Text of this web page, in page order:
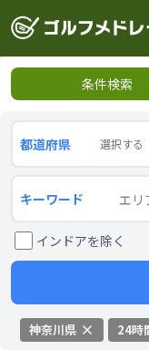
条件検索
都道府県 選択する
キーワード
インドアを除く
神奈川県 24時